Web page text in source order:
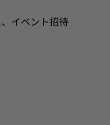
イベント招待